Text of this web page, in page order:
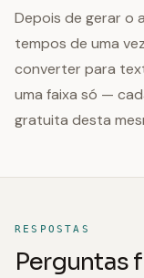
Depois de gerar o
tempos de uma
converter para
uma faixa só —
gratuita desta
RESPOSTAS
Perguntas